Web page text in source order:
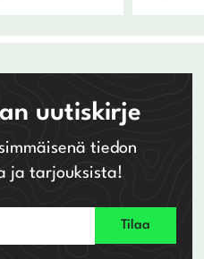
uutiskirje
tiedon
ja tarjouksista!